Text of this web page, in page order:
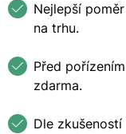
Nejlepší
na trhu.
Před
zdarma.
Dle